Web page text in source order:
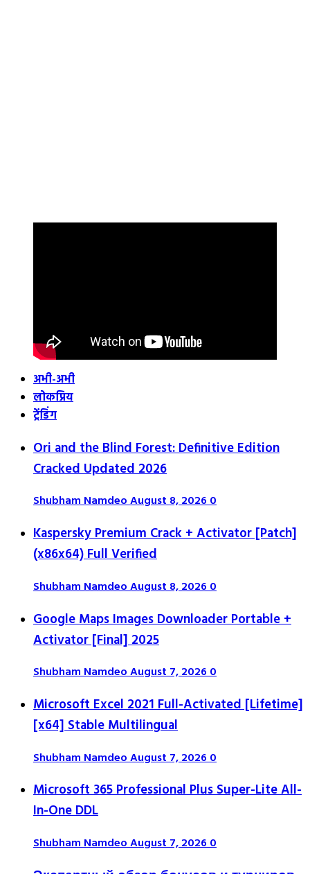
अभी-अभी
लोकप्रिय
ट्रेंडिंग
Ori and the Blind Forest: Definitive Edition
Cracked Updated 2026
Shubham NamdeoAugust 8, 20260
Kaspersky Premium Crack + Activator [Patch]
(x86x64) Full Verified
Shubham NamdeoAugust 8, 20260
Google Maps Images Downloader Portable +
Activator [Final] 2025
Shubham NamdeoAugust 7, 20260
Microsoft Excel 2021 Full-Activated [Lifetime]
[x64] Stable Multilingual
Shubham NamdeoAugust 7, 20260
Microsoft 365 Professional Plus Super-Lite All-
In-One DDL
Shubham NamdeoAugust 7, 20260